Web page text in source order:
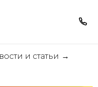
и статьи →